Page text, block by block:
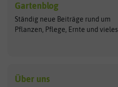
Exotische Samen
Gemüsesamen
Gründünger
Kräutersamen
Arche Noah
ASB Greenworld
Benary
Gartenblog
Ständig neue Beiträge rund um
Pflanzen, Pflege, Ernte und vieles
Über uns